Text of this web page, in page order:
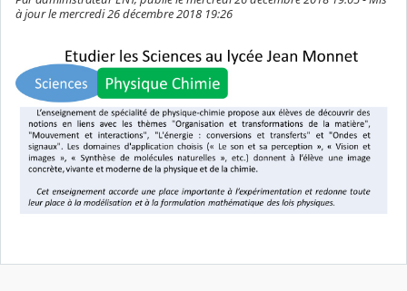
à jour le mercredi 26 décembre 2018 19:26